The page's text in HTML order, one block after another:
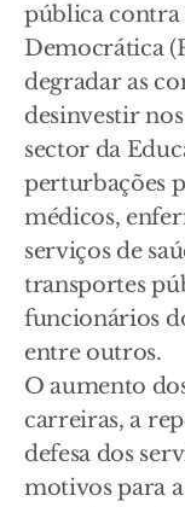
pública contra
Democrática
degradar as
desinvestir
sector da
perturbações
médicos,
serviços de
transportes
funcionários
entre outros.
O aumento
carreiras, a
defesa dos
motivos para